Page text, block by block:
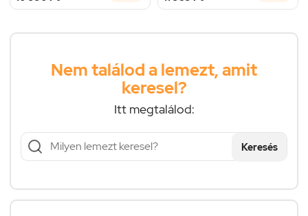
Nem találod a lemezt, amit
keresel?
Itt megtalálod:
Keresés